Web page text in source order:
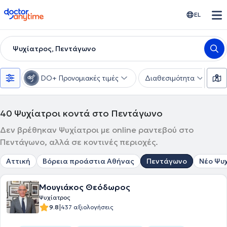
doctoranytime EL
Ψυχίατρος, Πεντάγωνο
DO+ Προνομιακές τιμές Διαθεσιμότητα
40 Ψυχίατροι κοντά στο Πεντάγωνο
Δεν βρέθηκαν Ψυχίατροι με online ραντεβού στο
Πεντάγωνο, αλλά σε κοντινές περιοχές.
Αττική Βόρεια προάστια Αθήνας Πεντάγωνο Νέο
Μουγιάκος Θεόδωρος
Ψυχίατρος
9.8|437 αξιολογήσεις